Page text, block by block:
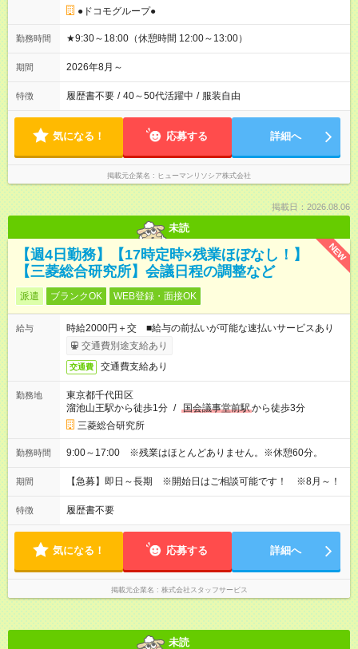
●ドコモグループ●
勤務時間 ★9:30～18:00（休憩時間 12:00～13:00）
期間 2026年8月～
特徴 履歴書不要 / 40～50代活躍中 / 服装自由
気になる！ 応募する 詳細へ
掲載元企業名 ヒューマンリソシア株式会社
掲載日：2026.08.06
未読
NEW
【週4日勤務】【17時定時×残業ほぼなし！】
【三菱総合研究所】会議日程の調整など
派遣 ブランクOK WEB登録・面接OK
給与
時給2000円＋交 ■給与の前払いが可能な速払いサービスあり
交通費別途支給あり
交通費 交通費支給あり
勤務地
東京都千代田区
溜池山王駅から徒歩1分 / 国会議事堂前駅から徒歩3分
三菱総合研究所
勤務時間 9:00～17:00 ※残業はほとんどありません。※休憩60分。
期間 【急募】即日～長期 ※開始日はご相談可能です！ ※8月～！
特徴 履歴書不要
気になる！ 応募する 詳細へ
掲載元企業名 株式会社スタッフサービス
未読